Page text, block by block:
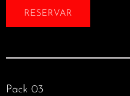
RESERVAR
Pack 03